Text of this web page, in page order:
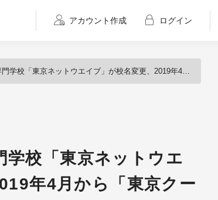
アカウント作成 ログイン
トウエイブ」が校名変更、2019年4月から「東京クールジャパン」へ（Adachi学園グループ）
校「東京ネットウエ
年4月から「東京クー